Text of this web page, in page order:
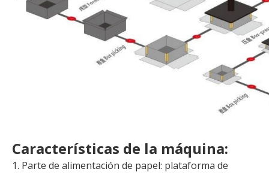
Características de la máquina:
1. Parte de alimentación de papel: plataforma de